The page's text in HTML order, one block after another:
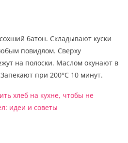
батон. Складывают куски
повидлом. Сверху
на полоски. Маслом окунают в
при 200°С 10 минут.